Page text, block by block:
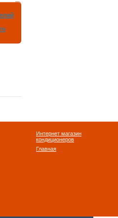
Интернет магазин
кондиционеров
Главная